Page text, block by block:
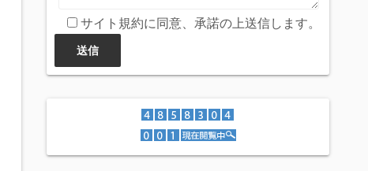
サイト規約に同意、承諾の上送信します。